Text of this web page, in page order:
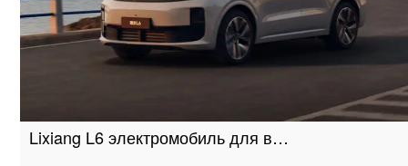
Lixiang L6 электромобиль для в…